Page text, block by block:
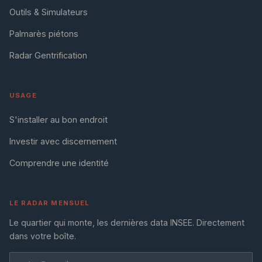
Outils & Simulateurs
Palmarès piétons
Radar Gentrification
USAGE
S'installer au bon endroit
Investir avec discernement
Comprendre une identité
LE RADAR MENSUEL
Le quartier qui monte, les dernières data INSEE. Directement
dans votre boîte.